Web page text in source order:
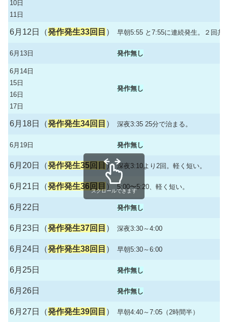
10日
11日
6月12日（発作発生33回目 ） 早朝5:55 と7:55に連続発生。２回共
6月13日 発作無し
6月14日
15日
16日
17日
発作無し
6月18日（発作発生34回目 ） 深夜3:35 25分で治まる。
6月19日 発作無し
6月20日（発作発生35回目） 深夜3:10より2回。軽く短い。
6月21日（発作発生36回目 ） 5:00〜5:20、軽く短い。
6月22日 発作無し
6月23日（発作発生37回目 ） 深夜3:30～4:00
6月24日（発作発生38回目 ） 早朝5:30～6:00
6月25日 発作無し
6月26日 発作無し
6月27日（発作発生39回目 ） 早朝4:40～7:05（2時間半）
スクロールできます